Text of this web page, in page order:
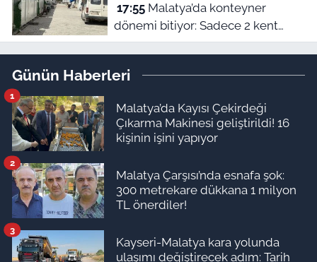
17:55Malatya’da konteyner
dönemi bitiyor: Sadece 2 kent
kalacak
Günün Haberleri
Malatya’da Kayısı Çekirdeği
Çıkarma Makinesi geliştirildi! 16
kişinin işini yapıyor
1
Malatya Çarşısı’nda esnafa şok:
300 metrekare dükkana 1 milyon
TL önerdiler!
2
Kayseri-Malatya kara yolunda
ulaşımı değiştirecek adım: Tarih
3